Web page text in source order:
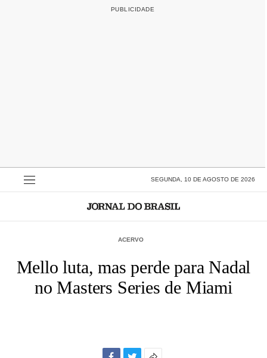
SEGUNDA, 10 DE AGOSTO DE 2026
ACERVO
Mello luta, mas perde para Nadal
no Masters Series de Miami